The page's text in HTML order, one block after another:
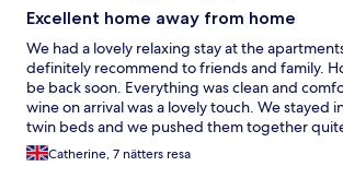
Excellent home away from home
We had a lovely relaxing stay at the
definitely recommend to friends and family.
be back soon. Everything was clean and
wine on arrival was a lovely touch. We stayed
twin beds and we pushed them together
apartment is equipped with all of the basic
could need: kettle, coffee machine,
Catherine, 7 nätters resa